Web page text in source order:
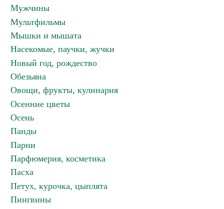
Мужчины
Мультфильмы
Мышки и мышата
Насекомые, паучки, жучки
Новый год, рождество
Обезьяна
Овощи, фрукты, кулинария
Осенние цветы
Осень
Панды
Парни
Парфюмерия, косметика
Пасха
Петух, курочка, цыплята
Пингвины